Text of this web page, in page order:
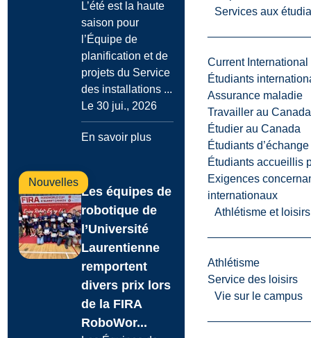
Services aux
Current International
Étudiants
Assurance maladie
Travailler au Canada
Étudier au Canada
Étudiants
Étudiants accueillis
Exigences
internationaux
Athlétisme et
Athlétisme
Service des loisirs
Vie sur le campus
L’été est la haute
saison pour
l’Équipe de
planification et de
projets du Service
des installations ...
Le 30 jui., 2026
En savoir plus
Nouvelles
Les équipes de
robotique de
l’Université
Laurentienne
remportent
divers prix lors
de la FIRA
RoboWor...